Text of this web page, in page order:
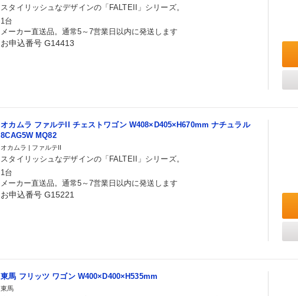
スタイリッシュなデザインの「FALTEII」シリーズ。
1台
メーカー直送品。通常5～7営業日以内に発送します
お申込番号 G14413
オカムラ ファルテII チェストワゴン W408×D405×H670mm ナチュラル
8CAG5W MQ82
オカムラ | ファルテII
スタイリッシュなデザインの「FALTEII」シリーズ。
1台
メーカー直送品。通常5～7営業日以内に発送します
お申込番号 G15221
東馬 フリッツ ワゴン W400×D400×H535mm
東馬